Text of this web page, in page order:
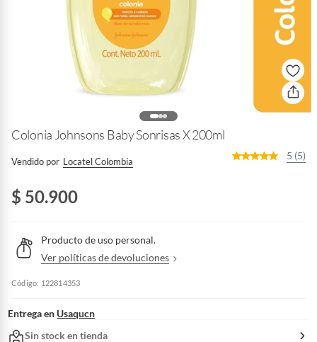
Colonia Johnsons Baby Sonrisas X 200ml
Vendido por Locatel Colombia
5 (5)
$ 50.900
Producto de uso personal.
Ver políticas de devoluciones
Código: 122814353
Entrega en Usaqucn
Sin stock en tienda